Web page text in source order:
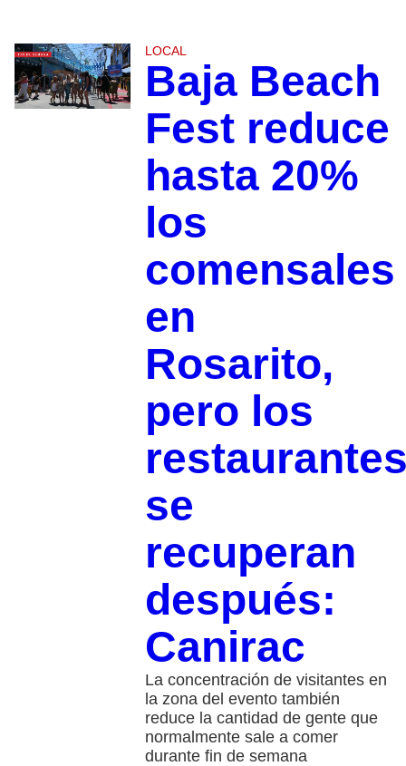
LOCAL
Baja Beach
Fest reduce
hasta 20%
los
comensales
en
Rosarito,
pero los
se
recuperan
después:
Canirac
La concentración de visitantes en
la zona del evento también
reduce la cantidad de gente que
normalmente sale a comer
durante fin de semana